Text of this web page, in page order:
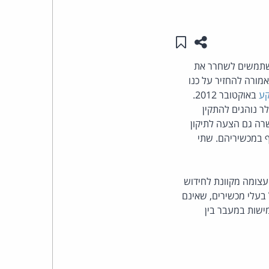
שתפו עמוד זה
שמור ב"תכנים שלי"
לשחרר את
להחזיר על כנו
באוקטובר 2012.
נוהגים להתקין
גם הצעה לתיקון
במכשיריהם. שתי
בקרב צרכנים. מעל 100,000 איש חתמו על עצומה מקוונת לחידוש
מכשירים, שאינם
במעבר בין